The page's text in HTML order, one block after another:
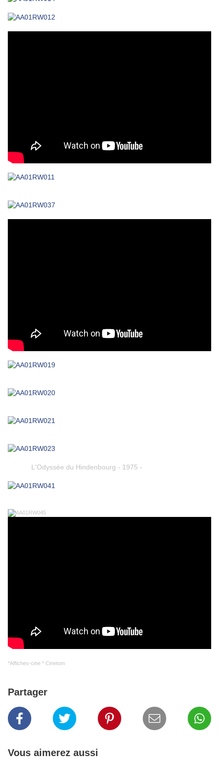
L'Odyssée du Hindenbourg - 1975 -
*Affiches-cine * Cinetom
Partager
Vous aimerez aussi